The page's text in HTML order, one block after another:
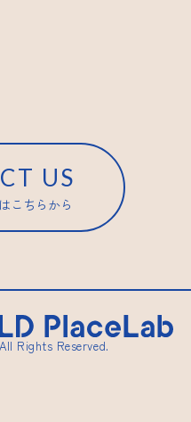
US
こちらから
Rights Reserved.